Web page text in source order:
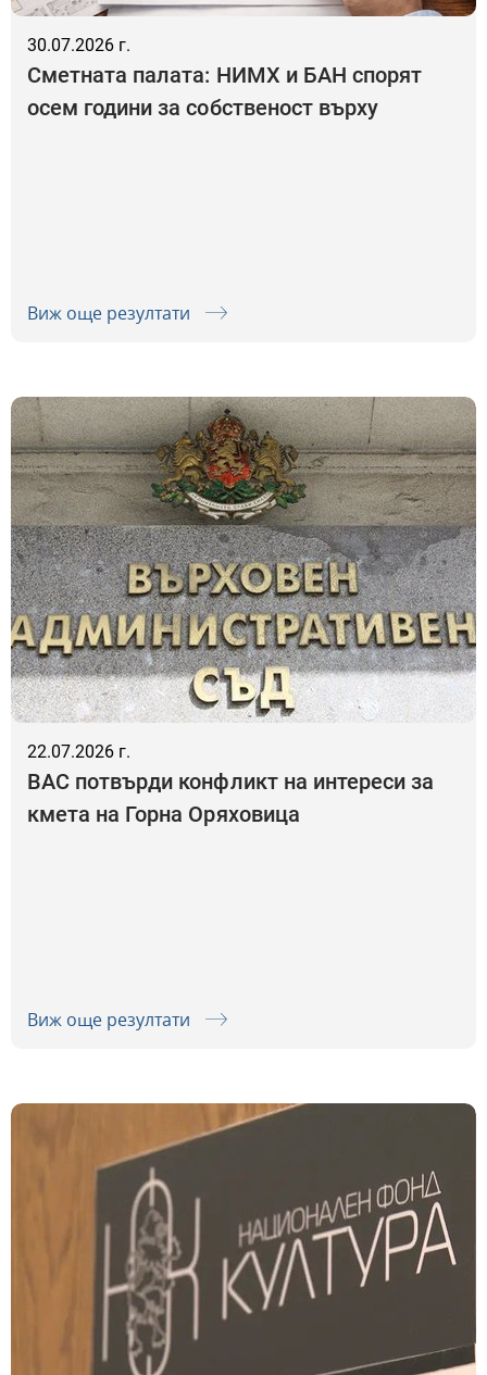
30.07.2026 г.
Сметната палата: НИМХ и БАН спорят
осем години за собственост върху
Виж още резултати
22.07.2026 г.
ВАС потвърди конфликт на интереси за
кмета на Горна Оряховица
Виж още резултати